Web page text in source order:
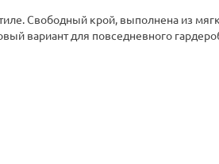
Свободный крой, выполнена из
вариант для повседневного